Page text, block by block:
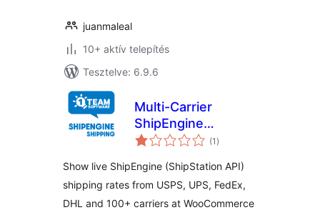
juanmaleal
10+ aktív telepítés
Tesztelve: 6.9.6
Multi-Carrier
ShipEngine
Shipping Rates &
for WooCommerce
(1 értékelés
összesen
)
Show live ShipEngine (ShipStation API)
shipping rates from USPS, UPS, FedEx,
DHL and 100+ carriers at WooCommerce